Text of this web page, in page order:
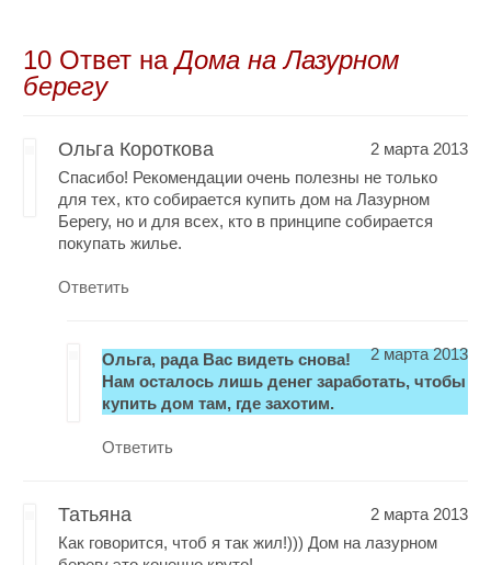
10 Oтвет наДома на Лазурном
берегу
Ольга Короткова
2 марта 2013
Спасибо! Рекомендации очень полезны не только
для тех, кто собирается купить дом на Лазурном
Берегу, но и для всех, кто в принципе собирается
покупать жилье.
Ответить
2 марта 2013
Ольга, рада Вас видеть снова!
Нам осталось лишь денег заработать, чтобы
купить дом там, где захотим.
Ответить
Татьяна
2 марта 2013
Как говорится, чтоб я так жил!))) Дом на лазурном